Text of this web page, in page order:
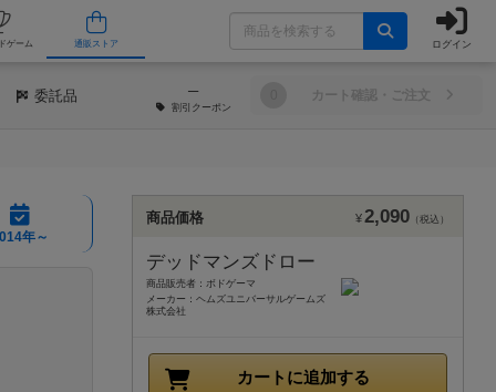
舗 人気ボードゲーム 通販ストア ログイン
委託品 ─
割引 クーポン
カート確認・ご注文
年～
商品価格 ¥2,090 （税込）
デッドマンズドロー
商品販売者：ボドゲーマ
メーカー：ヘムズユニバーサルゲームズ
株式会社
カートに追加する